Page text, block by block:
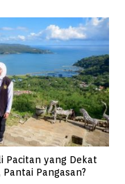
Pacitan yang Dekat
Pangasan?